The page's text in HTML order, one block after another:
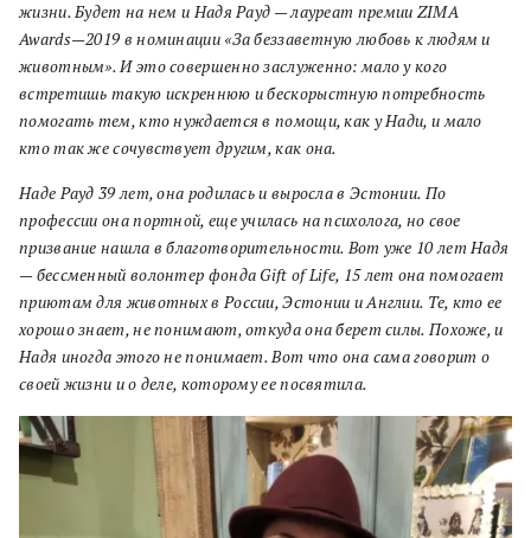
жизни. Будет на нем и Надя Рауд — лауреат премии ZIMA
Awards—2019 в номинации «За беззаветную любовь к людям и
животным». И это совершенно заслуженно: мало у кого
встретишь такую искреннюю и бескорыстную потребность
помогать тем, кто нуждается в помощи, как у Нади, и мало
кто так же сочувствует другим, как она.
Наде Рауд 39 лет, она родилась и выросла в Эстонии. По
профессии она портной, еще училась на психолога, но свое
призвание нашла в благотворительности. Вот уже 10 лет Надя
— бессменный волонтер фонда Gift of Life, 15 лет она помогает
приютам для животных в России, Эстонии и Англии. Те, кто ее
хорошо знает, не понимают, откуда она берет силы. Похоже, и
Надя иногда этого не понимает. Вот что она сама говорит о
своей жизни и о деле, которому ее посвятила.